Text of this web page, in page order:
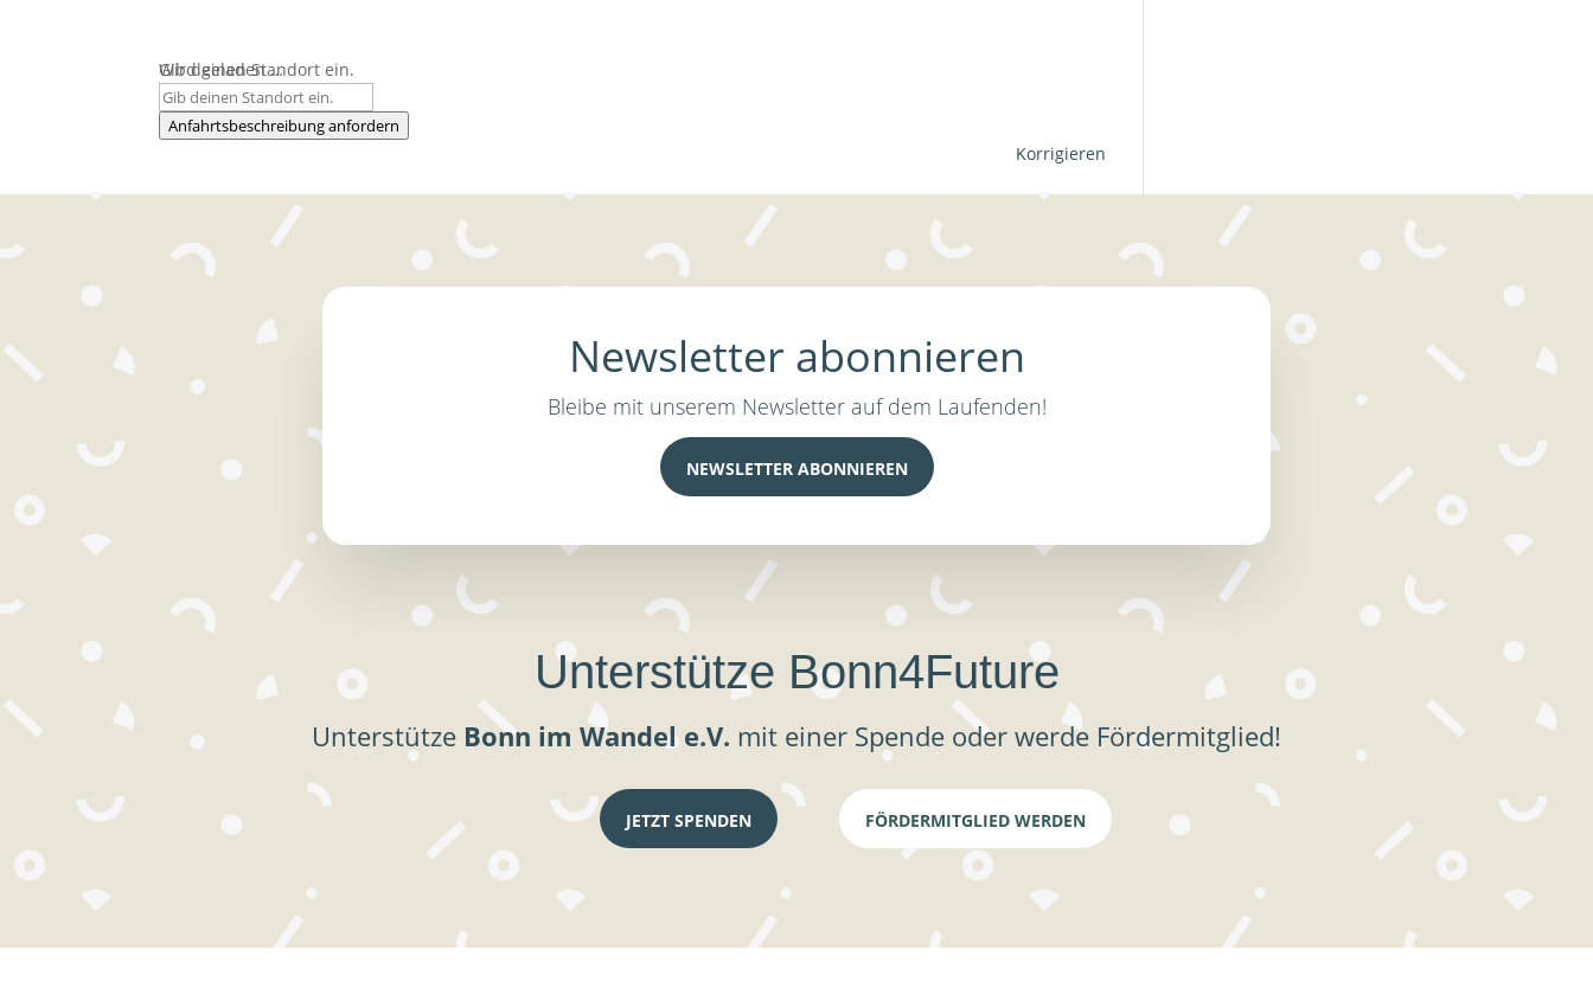
Wird geladen …
Gib deinen Standort ein.
Anfahrtsbeschreibung anfordern
Korrigieren
Newsletter abonnieren
Bleibe mit unserem Newsletter auf dem Laufenden!
NEWSLETTER ABONNIEREN
Unterstütze Bonn4Future
Unterstütze Bonn im Wandel e.V. mit einer Spende oder werde Fördermitglied!
JETZT SPENDEN FÖRDERMITGLIED WERDEN